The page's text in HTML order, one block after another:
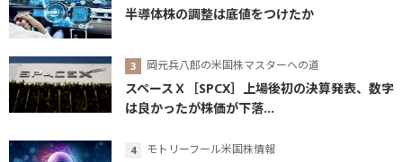
半導体株の調整は底値をつけたか
岡元兵八郎の米国株マスターへの道
スペースＸ［SPCX］上場後初の決算発表、数字
は良かったが株価が下落...
モトリーフール米国株情報